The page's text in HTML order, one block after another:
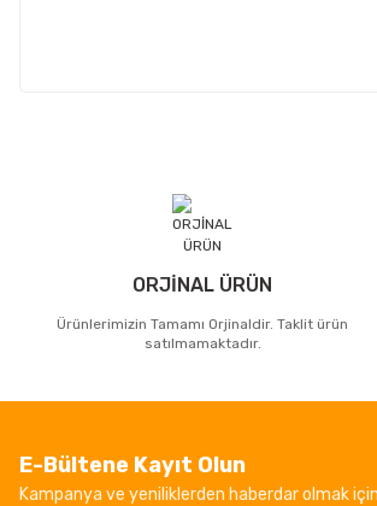
ORJİNAL ÜRÜN
Ürünlerimizin Tamamı Orjinaldir. Taklit ürün
satılmamaktadır.
E-Bültene Kayıt Olun
Kampanya ve yeniliklerden haberdar olmak